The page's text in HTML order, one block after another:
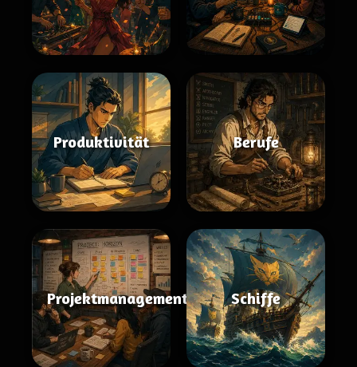
Produktivität Berufe
Projektmanagement Schiffe